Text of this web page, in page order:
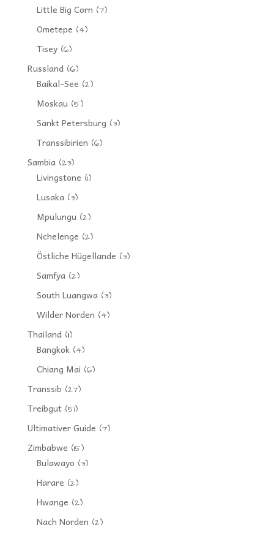
Little Big Corn (7)
Ometepe (4)
Tisey(6)
Russland(16)
Baikal-See (2)
Moskau(5)
Sankt Petersburg (3)
Transsibirien (6)
Sambia(23)
Livingstone (1)
Lusaka(3)
Mpulungu(2)
Nchelenge (2)
Östliche Hügellande (3)
Samfya(2)
South Luangwa(3)
Wilder Norden (4)
Thailand(11)
Bangkok(4)
Chiang Mai (6)
Transsib (27)
Treibgut(51)
Ultimativer Guide (7)
Zimbabwe (15)
Bulawayo (3)
Harare (2)
Hwange (2)
Nach Norden (2)